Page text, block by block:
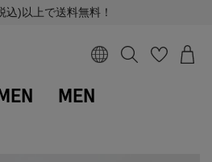
込)以上で送料無料！
MEN